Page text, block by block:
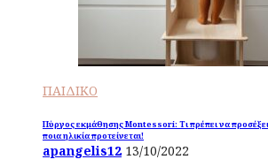
ΠΑΙΔΙΚΟ
Πύργος εκμάθησης Montessori: Τι πρέπει να
ποια ηλικία προτείνεται!
apangelis12 13/10/2022